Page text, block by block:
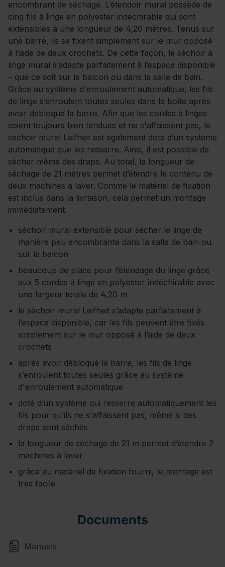
encombrant de séchage. L’étendoir mural possède de
cinq fils à linge en polyester indéchirable qui sont
extensibles à une longueur de 4,20 mètres. Tenus sur
une barre, ils se fixent simplement sur le mur opposé
à l’aide de deux crochets. De cette façon, le séchoir à
linge mural s’adapte parfaitement à l’espace disponible
– que ce soit sur le balcon ou dans la salle de bain.
Grâce au système d'enroulement automatique, les fils
de linge s’enroulent toutes seules dans la boîte après
avoir débloqué la barre. Afin que les cordes à linges
soient toujours bien tendues et ne s'affaissent pas, le
séchoir mural Leifheit est également doté d’un système
automatique que les resserre. Ainsi, il est possible de
sécher même des draps. Au total, la longueur de
séchage de 21 mètres permet d’étendre le contenu de
deux machines à laver. Comme le matériel de fixation
est inclus dans la livraison, cela permet un montage
immédiatement.
séchoir mural extensible pour sécher le linge de
manière peu encombrante dans la salle de bain ou
sur le balcon
beaucoup de place pour l’étendage du linge grâce
aux 5 cordes à linge en polyester indéchirable avec
une largeur totale de 4,20 m
le séchoir mural Leifheit s’adapte parfaitement à
l’espace disponible, car les fils peuvent être fixés
simplement sur le mur opposé à l’aide de deux
crochets
après avoir débloqué la barre, les fils de linge
s’enroulent toutes seules grâce au système
d'enroulement automatique
doté d’un système qui resserre automatiquement les
fils pour qu’ils ne s'affaissent pas, même si des
draps sont séchés
la longueur de séchage de 21 m permet d’étendre 2
machines à laver
grâce au matériel de fixation fourni, le montage est
très facile
Documents
Manuels